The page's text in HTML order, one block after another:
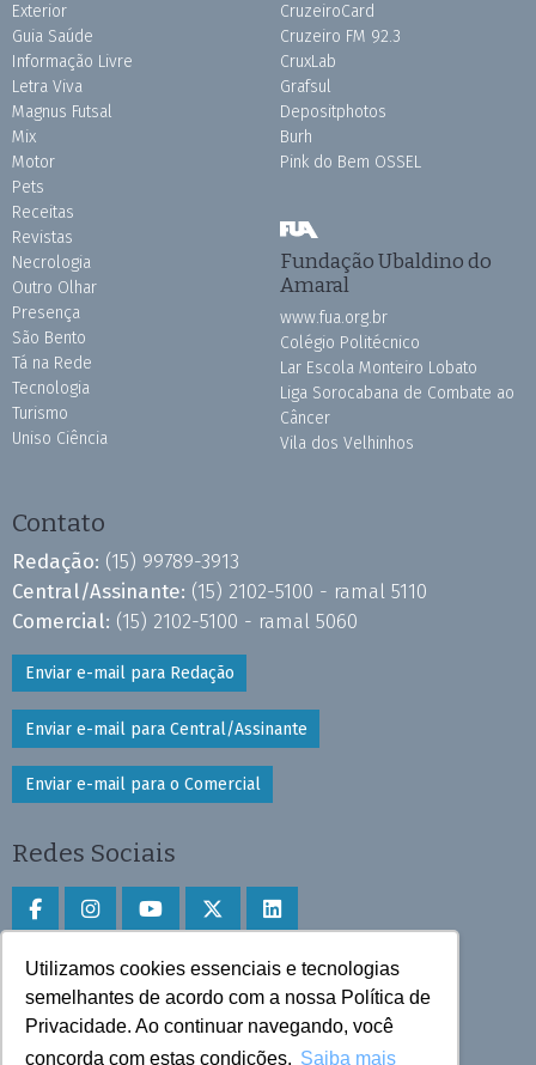
Utilizamos cookies essenciais e tecnologias
semelhantes de acordo com a nossa Política de
Privacidade. Ao continuar navegando, você
concorda com estas condições. Saiba mais
Exterior
Guia Saúde
Informação Livre
Letra Viva
Magnus Futsal
Mix
Motor
Pets
Receitas
Revistas
Necrologia
Outro Olhar
Presença
São Bento
Tá na Rede
Tecnologia
Turismo
Uniso Ciência
CruzeiroCard
Cruzeiro FM 92.3
CruxLab
Grafsul
Depositphotos
Burh
Pink do Bem OSSEL
Fundação Ubaldino do
Amaral
www.fua.org.br
Colégio Politécnico
Lar Escola Monteiro Lobato
Liga Sorocabana de Combate ao
Câncer
Vila dos Velhinhos
Contato
Redação: (15) 99789-3913
Central/Assinante: (15) 2102-5100 - ramal 5110
Comercial: (15) 2102-5100 - ramal 5060
Enviar e-mail para Redação
Enviar e-mail para Central/Assinante
Enviar e-mail para o Comercial
Redes Sociais
Faça download do aplicativo
Play Store e App Store